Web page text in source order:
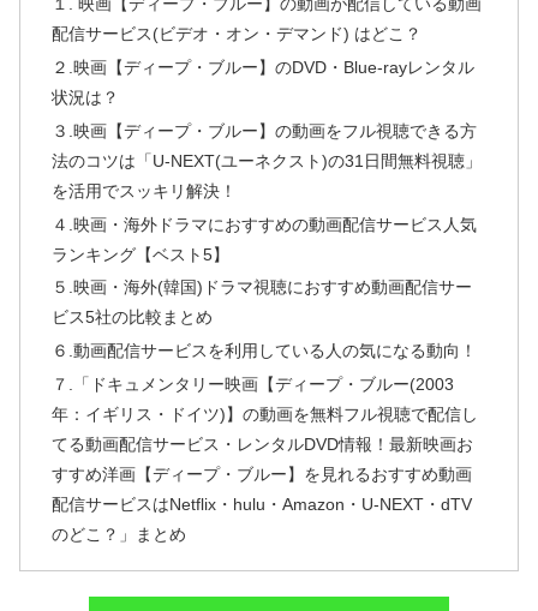
配信サービス(ビデオ・オン・デマンド) はどこ？
２.映画【ディープ・ブルー】のDVD・Blue-rayレンタル
状況は？
３.映画【ディープ・ブルー】の動画をフル視聴できる方
法のコツは「U-NEXT(ユーネクスト)の31日間無料視聴」
を活用でスッキリ解決！
４.映画・海外ドラマにおすすめの動画配信サービス人気
ランキング【ベスト5】
５.映画・海外(韓国)ドラマ視聴におすすめ動画配信サー
ビス5社の比較まとめ
６.動画配信サービスを利用している人の気になる動向！
７.「ドキュメンタリー映画【ディープ・ブルー(2003
年：イギリス・ドイツ)】の動画を無料フル視聴で配信し
てる動画配信サービス・レンタルDVD情報！最新映画お
すすめ洋画【ディープ・ブルー】を見れるおすすめ動画
配信サービスはNetflix・hulu・Amazon・U-NEXT・dTV
のどこ？」まとめ